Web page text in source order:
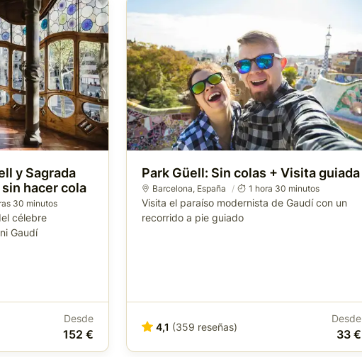
y Sagrada
hacer cola
30 minutos
célebre
Gaudí
Desde
152 €
Park Güell: Sin colas + Visita guiada
Barcelona, España 1 hora 30 minutos
Visita el paraíso modernista de Gaudí con un
recorrido a pie guiado
4,1 (359 reseñas)
Desde
33 €